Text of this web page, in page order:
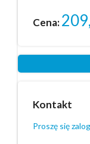
Cena:
Kontakt
Proszę się